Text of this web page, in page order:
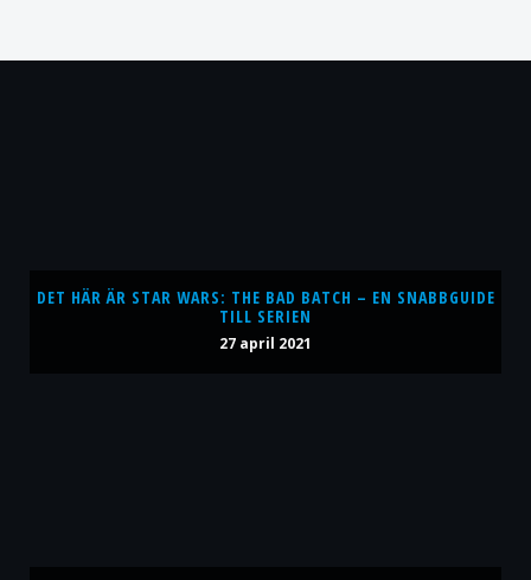
DET HÄR ÄR STAR WARS: THE BAD BATCH – EN SNABBGUIDE
TILL SERIEN
27 april 2021